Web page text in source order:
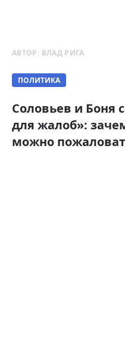
АВТОР: ВЛАД РИГА
ПОЛИТИКА
Соловьев и Боня
для жалоб»:
можно